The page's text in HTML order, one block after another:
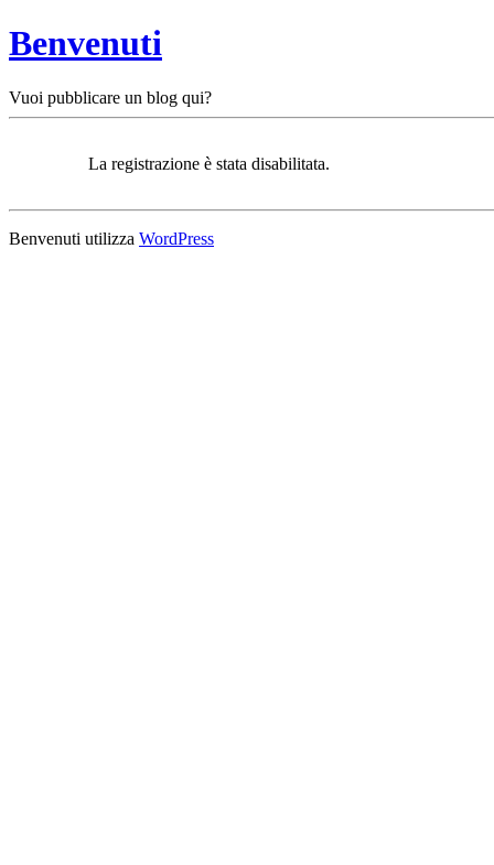
Benvenuti
Vuoi pubblicare un blog qui?
La registrazione è stata disabilitata.
Benvenuti utilizza WordPress